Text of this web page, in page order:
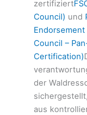
zertifiziert
Council) und
Council –
Certification)
der
aus